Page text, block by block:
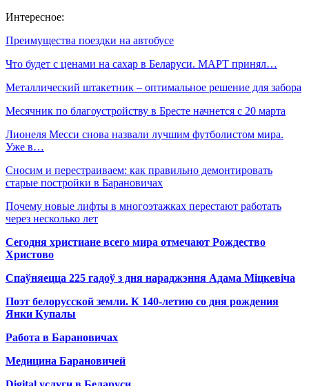
Интересное:
Преимущества поездки на автобусе
Что будет с ценами на сахар в Беларуси. МАРТ принял…
Металлический штакетник – оптимальное решение для забора
Месячник по благоустройству в Бресте начнется с 20 марта
Лионеля Месси снова назвали лучшим футболистом мира.
Уже в…
Сносим и перестраиваем: как правильно демонтировать
старые постройки в Барановичах
Почему новые лифты в многоэтажках перестают работать
через несколько лет
Сегодня христиане всего мира отмечают Рождество
Христово
Спаўняецца 225 гадоў з дня нараджэння Адама Міцкевіча
Поэт белорусской земли. К 140-летию со дня рождения
Янки Купалы
Работа в Барановичах
Медицина Барановичей